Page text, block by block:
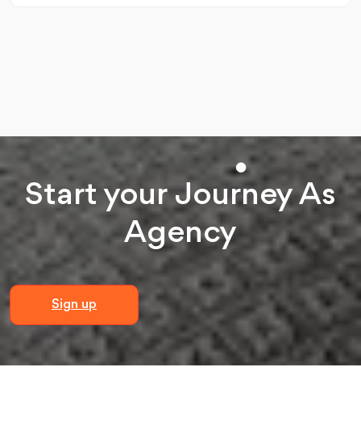
Start yourJourneyAs
Agency
Sign up